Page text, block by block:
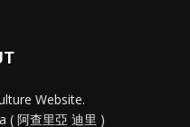
Website.
( 阿查里亞 迪里 )